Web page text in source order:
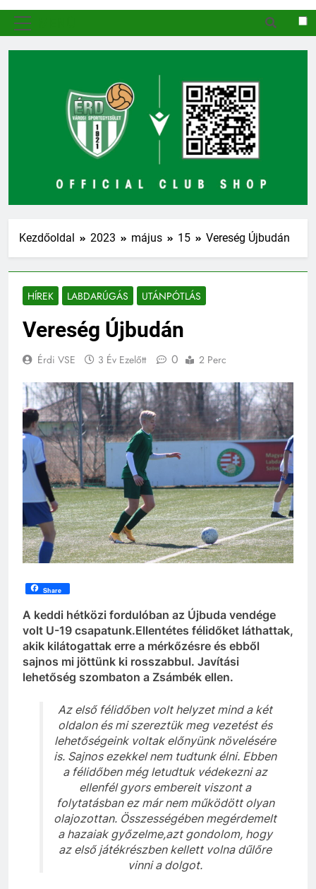
Kezdőoldal 2023 május 15 Vereség Újbudán
HÍREK LABDARÚGÁS UTÁNPÓTLÁS
Vereség Újbudán
Érdi VSE 3 Év Ezelőtt 0 2 Perc
Share
A keddi hétközi fordulóban az Újbuda vendége
volt U-19 csapatunk.Ellentétes félidőket láthattak,
akik kilátogattak erre a mérkőzésre és ebből
sajnos mi jöttünk ki rosszabbul. Javítási
lehetőség szombaton a Zsámbék ellen.
Az első félidőben volt helyzet mind a két
oldalon és mi szereztük meg vezetést és
lehetőségeink voltak előnyünk növelésére
is. Sajnos ezekkel nem tudtunk élni. Ebben
a félidőben még letudtuk védekezni az
ellenfél gyors embereit viszont a
folytatásban ez már nem működött olyan
olajozottan. Összességében megérdemelt
a hazaiak győzelme,azt gondolom, hogy
az első játékrészben kellett volna dűlőre
vinni a dolgot.